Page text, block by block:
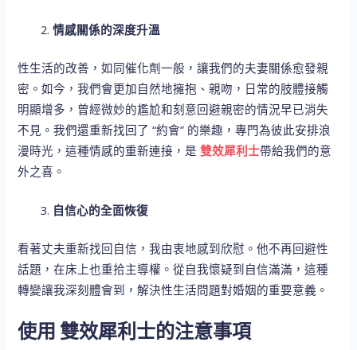
情感關係的深度升溫
性生活的改善，如同催化劑一般，讓我們的夫妻關係愈發親
密。如今，我們會更加自然地擁抱、親吻，日常的肢體接觸
明顯增多，曾經微妙的尷尬和刻意回避親密的情況早已消失
不見。我們還重新找回了 “約會” 的樂趣，專門為彼此安排浪
漫時光，這種情感的重新連接，是雙效犀利士帶給我們的意
外之喜。
自信心的全面恢復
看著丈夫重新找回自信，我由衷地感到欣慰。他不再回避性
話題，在床上也重拾主導權。從自我懷疑到自信滿滿，這種
轉變讓我深刻體會到，解決性生活問題對婚姻的重要意義。
使用 雙效犀利士的注意事項